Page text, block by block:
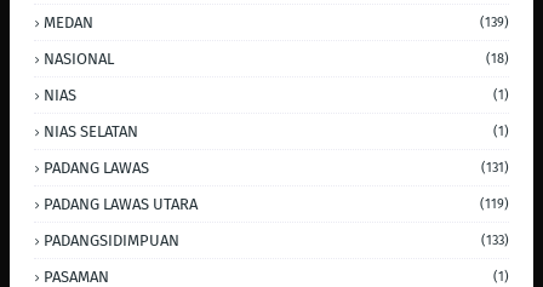
MEDAN (139)
NASIONAL (18)
NIAS (1)
NIAS SELATAN (1)
PADANG LAWAS (131)
PADANG LAWAS UTARA (119)
PADANGSIDIMPUAN (133)
PASAMAN (1)